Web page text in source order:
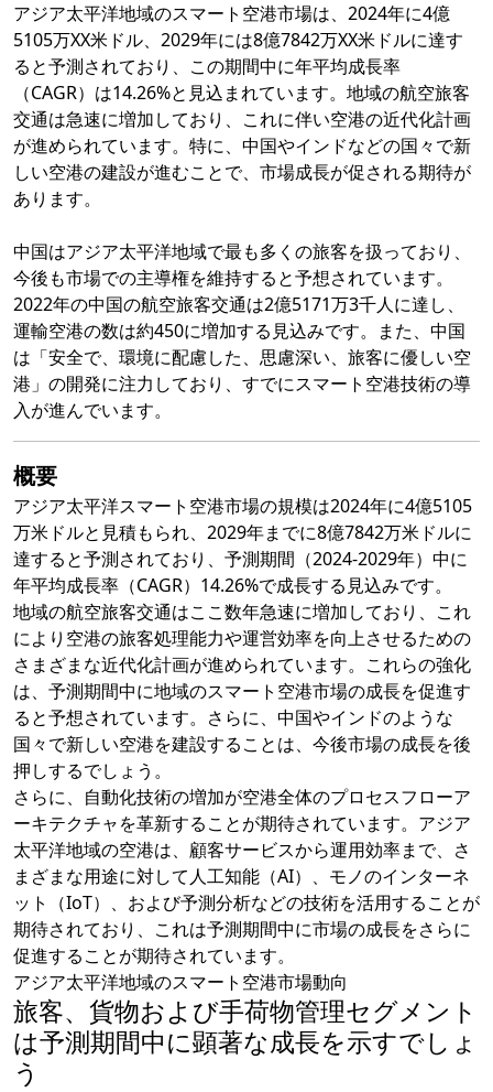
アジア太平洋地域のスマート空港市場は、2024年に4億
5105万XX米ドル、2029年には8億7842万XX米ドルに達す
ると予測されており、この期間中に年平均成長率
（CAGR）は14.26%と見込まれています。地域の航空旅客
交通は急速に増加しており、これに伴い空港の近代化計画
が進められています。特に、中国やインドなどの国々で新
しい空港の建設が進むことで、市場成長が促される期待が
あります。
中国はアジア太平洋地域で最も多くの旅客を扱っており、
今後も市場での主導権を維持すると予想されています。
2022年の中国の航空旅客交通は2億5171万3千人に達し、
運輸空港の数は約450に増加する見込みです。また、中国
は「安全で、環境に配慮した、思慮深い、旅客に優しい空
港」の開発に注力しており、すでにスマート空港技術の導
入が進んでいます。
概要
アジア太平洋スマート空港市場の規模は2024年に4億5105
万米ドルと見積もられ、2029年までに8億7842万米ドルに
達すると予測されており、予測期間（2024-2029年）中に
年平均成長率（CAGR）14.26%で成長する見込みです。
地域の航空旅客交通はここ数年急速に増加しており、これ
により空港の旅客処理能力や運営効率を向上させるための
さまざまな近代化計画が進められています。これらの強化
は、予測期間中に地域のスマート空港市場の成長を促進す
ると予想されています。さらに、中国やインドのような
国々で新しい空港を建設することは、今後市場の成長を後
押しするでしょう。
さらに、自動化技術の増加が空港全体のプロセスフローア
ーキテクチャを革新することが期待されています。アジア
太平洋地域の空港は、顧客サービスから運用効率まで、さ
まざまな用途に対して人工知能（AI）、モノのインターネ
ット（IoT）、および予測分析などの技術を活用することが
期待されており、これは予測期間中に市場の成長をさらに
促進することが期待されています。
アジア太平洋地域のスマート空港市場動向
旅客、貨物および手荷物管理セグメント
は予測期間中に顕著な成長を示すでしょ
う